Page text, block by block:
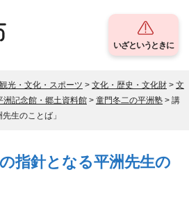
いざというときに
観光・文化・スポーツ > 文化・歴史・文化財 > 文
洲記念館・郷土資料館 > 童門冬二の平洲塾 > 講
生のことば」
指針となる平洲先生の